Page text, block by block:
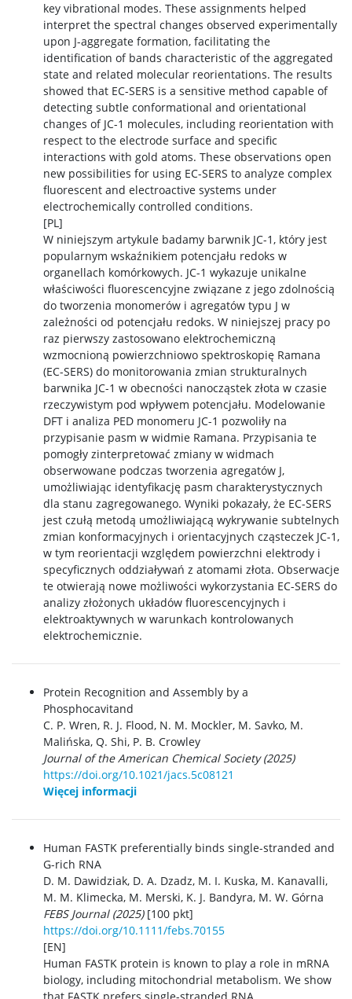
key vibrational modes. These assignments helped
interpret the spectral changes observed experimentally
upon J-aggregate formation, facilitating the
identification of bands characteristic of the aggregated
state and related molecular reorientations. The results
showed that EC-SERS is a sensitive method capable of
detecting subtle conformational and orientational
changes of JC-1 molecules, including reorientation with
respect to the electrode surface and specific
interactions with gold atoms. These observations open
new possibilities for using EC-SERS to analyze complex
fluorescent and electroactive systems under
electrochemically controlled conditions.
[PL]
W niniejszym artykule badamy barwnik JC-1, który jest
popularnym wskaźnikiem potencjału redoks w
organellach komórkowych. JC-1 wykazuje unikalne
właściwości fluorescencyjne związane z jego zdolnością
do tworzenia monomerów i agregatów typu J w
zależności od potencjału redoks. W niniejszej pracy po
raz pierwszy zastosowano elektrochemiczną
wzmocnioną powierzchniowo spektroskopię Ramana
(EC-SERS) do monitorowania zmian strukturalnych
barwnika JC-1 w obecności nanocząstek złota w czasie
rzeczywistym pod wpływem potencjału. Modelowanie
DFT i analiza PED monomeru JC-1 pozwoliły na
przypisanie pasm w widmie Ramana. Przypisania te
pomogły zinterpretować zmiany w widmach
obserwowane podczas tworzenia agregatów J,
umożliwiając identyfikację pasm charakterystycznych
dla stanu zagregowanego. Wyniki pokazały, że EC-SERS
jest czułą metodą umożliwiającą wykrywanie subtelnych
zmian konformacyjnych i orientacyjnych cząsteczek JC-1,
w tym reorientacji względem powierzchni elektrody i
specyficznych oddziaływań z atomami złota. Obserwacje
te otwierają nowe możliwości wykorzystania EC-SERS do
analizy złożonych układów fluorescencyjnych i
elektroaktywnych w warunkach kontrolowanych
elektrochemicznie.
Protein Recognition and Assembly by a
Phosphocavitand
C. P. Wren, R. J. Flood, N. M. Mockler, M. Savko, M.
Malińska, Q. Shi, P. B. Crowley
Journal of the American Chemical Society (2025)
https://doi.org/10.1021/jacs.5c08121
Więcej informacji
Human FASTK preferentially binds single-stranded and
G-rich RNA
D. M. Dawidziak, D. A. Dzadz, M. I. Kuska, M. Kanavalli,
M. M. Klimecka, M. Merski, K. J. Bandyra, M. W. Górna
FEBS Journal (2025)[100 pkt]
https://doi.org/10.1111/febs.70155
[EN]
Human FASTK protein is known to play a role in mRNA
biology, including mitochondrial metabolism. We show